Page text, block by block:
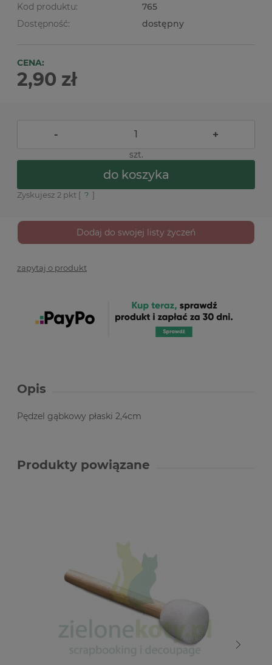
Kod produktu:
765
Dostępność:
dostępny
CENA:
2,90 zł
- +
szt.
do koszyka
Zyskujesz 2 pkt [ ? ]
Dodaj do swojej listy życzeń
zapytaj o produkt
Opis
Pędzel gąbkowy płaski 2,4cm
Produkty powiązane